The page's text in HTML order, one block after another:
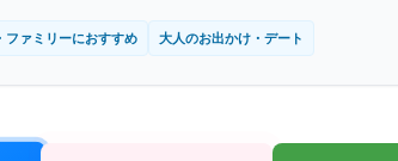
ファミリーにおすすめ 大人のお出かけ・デート